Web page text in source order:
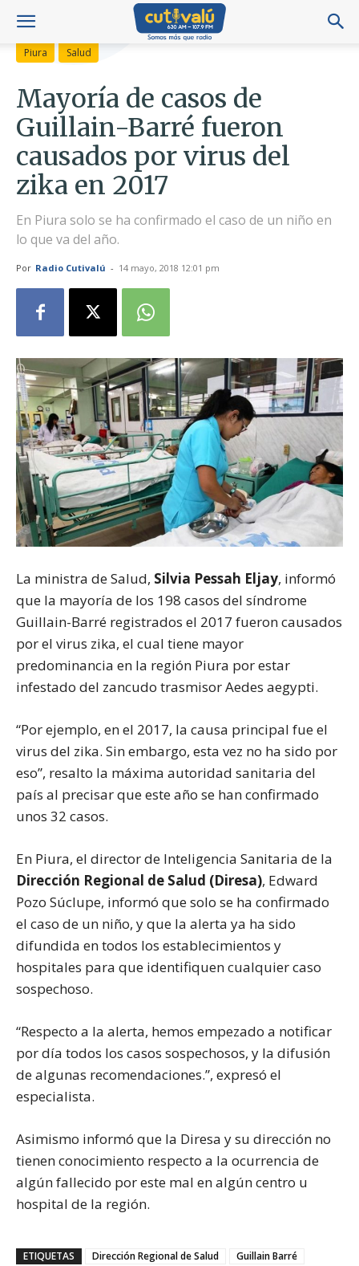
Piura Salud
Mayoría de casos de
Guillain-Barré fueron
causados por virus del
zika en 2017
En Piura solo se ha confirmado el caso de un niño en
lo que va del año.
Por Radio Cutivalú - 14 mayo, 2018 12:01 pm
La ministra de Salud, Silvia Pessah Eljay, informó
que la mayoría de los 198 casos del síndrome
Guillain-Barré registrados el 2017 fueron causados
por el virus zika, el cual tiene mayor
predominancia en la región Piura por estar
infestado del zancudo trasmisor Aedes aegypti.
“Por ejemplo, en el 2017, la causa principal fue el
virus del zika. Sin embargo, esta vez no ha sido por
eso”, resalto la máxima autoridad sanitaria del
país al precisar que este año se han confirmado
unos 32 casos.
En Piura, el director de Inteligencia Sanitaria de la
Dirección Regional de Salud (Diresa), Edward
Pozo Súclupe, informó que solo se ha confirmado
el caso de un niño, y que la alerta ya ha sido
difundida en todos los establecimientos y
hospitales para que identifiquen cualquier caso
sospechoso.
“Respecto a la alerta, hemos empezado a notificar
por día todos los casos sospechosos, y la difusión
de algunas recomendaciones.”, expresó el
especialista.
Asimismo informó que la Diresa y su dirección no
tienen conocimiento respecto a la ocurrencia de
algún fallecido por este mal en algún centro u
hospital de la región.
ETIQUETAS Dirección Regional de Salud Guillain Barré